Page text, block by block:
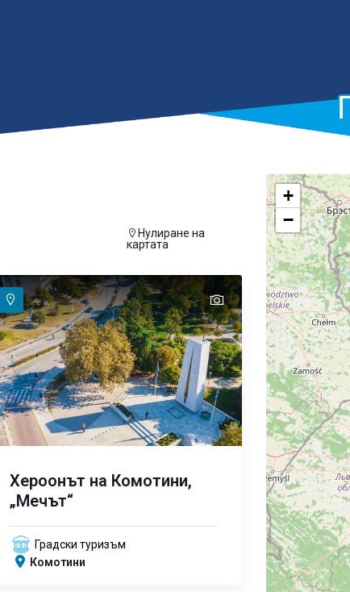
Нулиране на
картата
text
Хероонът на Комотини,
„Мечът“
Градски туризъм
Комотини
+
−